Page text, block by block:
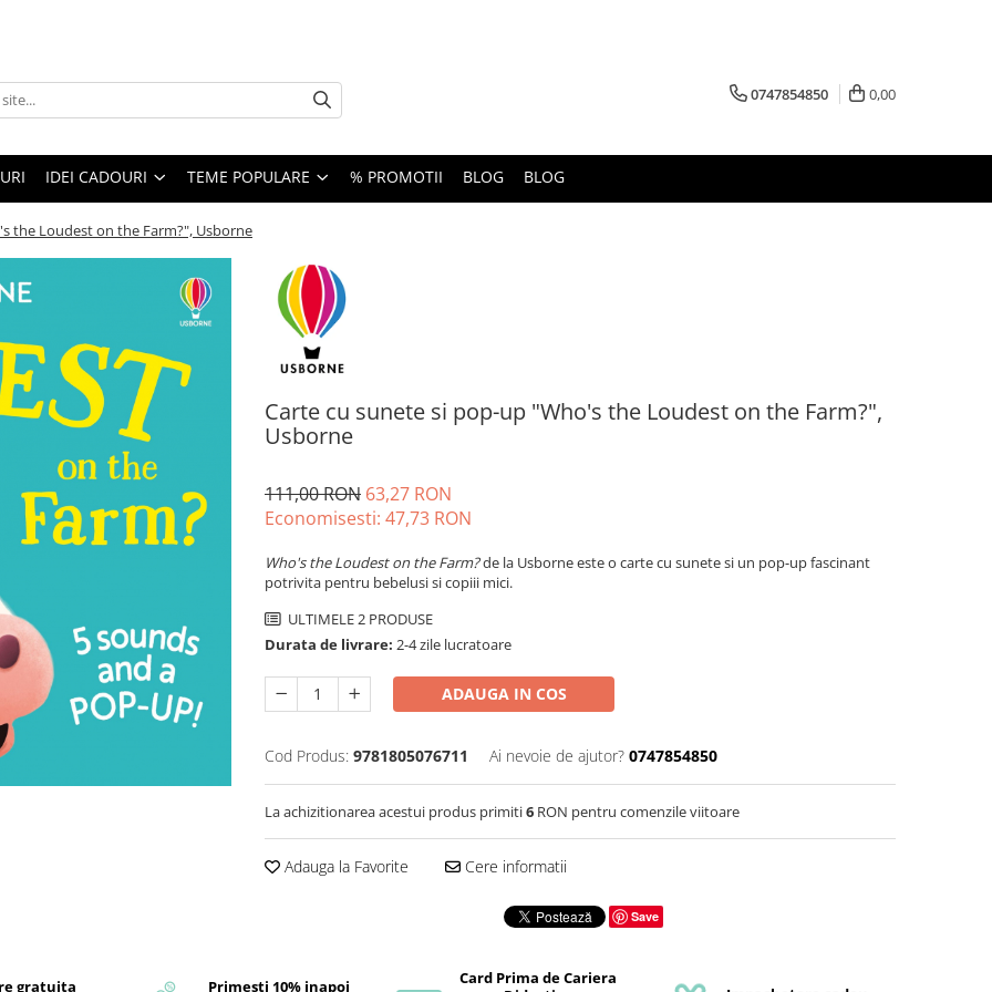
0747854850 0,00
IDEI CADOURI TEME POPULARE % PROMOTII BLOG BLOG
the Loudest on the Farm?", Usborne
Carte cu sunete si pop-up "Who's the Loudest on the Farm?",
Usborne
111,00 RON 63,27 RON
Economisesti: 47,73 RON
Who's the Loudest on the Farm?de la Usborne este o carte cu sunete si un pop-up fascinant
potrivita pentru bebelusi si copiii mici.
ULTIMELE 2 PRODUSE
Durata de livrare: 2-4 zile lucratoare
ADAUGA IN COS
Cod Produs: 9781805076711 Ai nevoie de ajutor? 0747854850
La achizitionarea acestui produs primiti6 RON pentru comenzile viitoare
Adauga la Favorite Cere informatii
Save
gratuita Primesti 10% inapoi
Card Prima de Cariera